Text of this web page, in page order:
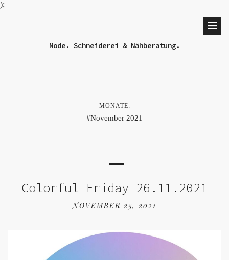
);
Mode. Schneiderei & Nähberatung.
MONATE:
November 2021
Colorful Friday 26.11.2021
NOVEMBER 25, 2021